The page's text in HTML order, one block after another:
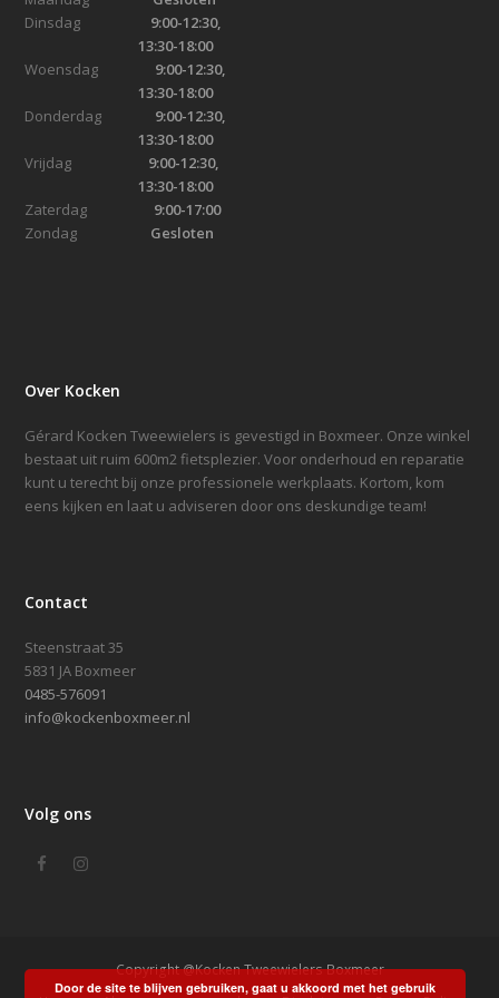
Dinsdag 9:00-12:30,
13:30-18:00
Woensdag
9:00-12:30,
13:30-18:00
Donderdag 9:00-12:30,
13:30-18:00
Vrijdag 9:00-12:30,
13:30-18:00
Zaterdag 9:00-17:00
Zondag Gesloten
Over Kocken
Gérard Kocken Tweewielers is gevestigd in Boxmeer. Onze winkel
bestaat uit ruim 600m2 fietsplezier. Voor onderhoud en reparatie
kunt u terecht bij onze professionele werkplaats. Kortom, kom
eens kijken en laat u adviseren door ons deskundige team!
Contact
Steenstraat 35
5831 JA Boxmeer
0485-576091
info@kockenboxmeer.nl
Volg ons
FacebookInstagram
Copyright @Kocken Tweewielers Boxmeer
Door de site te blijven gebruiken, gaat u akkoord met het gebruik